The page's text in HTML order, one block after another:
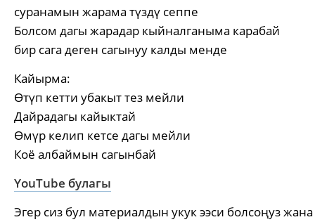
суранамын жарама түздү сеппе
Болсом дагы жарадар кыйналганыма карабай
бир сага деген сагынуу калды менде
Кайырма:
Өтүп кетти убакыт тез мейли
Дайрадагы кайыктай
Өмүр келип кетсе дагы мейли
Коё албаймын сагынбай
YouTube булагы
Эгер сиз бул материалдын укук ээси болсоңуз жана